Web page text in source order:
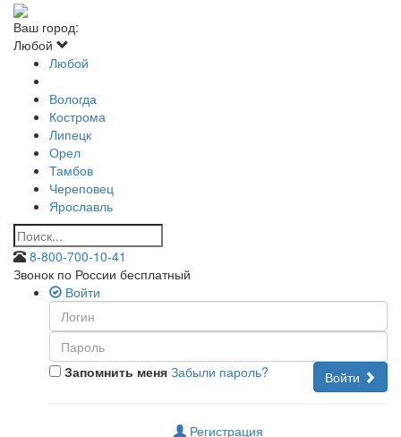
Ваш город:
Любой
Любой
Вологда
Кострома
Липецк
Орел
Тамбов
Череповец
Ярославль
8-800-700-10-41
Звонок по России бесплатный
Войти
Запомнить меня Войти
Забыли пароль?
Регистрация